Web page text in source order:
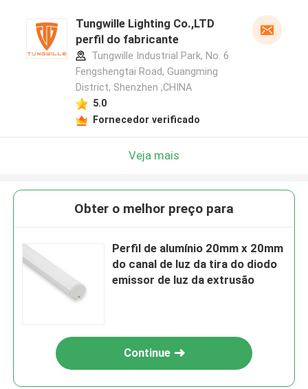
Tungwille Lighting Co.,LTD
perfil do fabricante
Tungwille Industrial Park, No. 6
Fengshengtai Road, Guangming
District, Shenzhen ,CHINA
5.0
Fornecedor verificado
Veja mais
Obter o melhor preço para
Perfil de alumínio 20mm x 20mm
do canal de luz da tira do diodo
emissor de luz da extrusão
Continue